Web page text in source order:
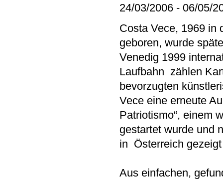
24/03/2006 - 06/05/
Costa Vece, 1969 in
geboren, wurde
Venedig 1999
Laufbahn zählen
bevorzugten
Vece eine erneute
Patriotismo“, einem
gestartet wurde und
in Österreich
Aus einfachen,